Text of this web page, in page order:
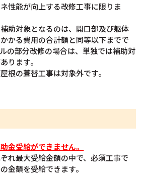
性能が向上する改修工事に限りま
助対象となるのは、開口部及び躯体
かる費用の合計額と同等以下までで
の部分改修の場合は、単独では補助対
ります。
根の葺替工事は対象外です。
金受給ができません。
れ最大受給金額の中で、必須工事で
金額を受給できます。